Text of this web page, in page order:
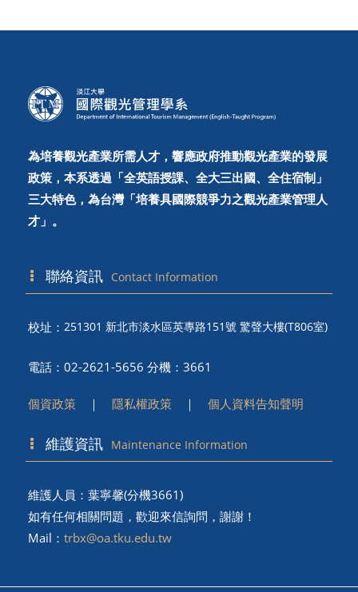
為培養觀光產業所需人才，響應政府推動觀光產業的發展
政策，本系透過「全英語授課、全大三出國、全住宿制」
三大特色，為台灣「培養具國際競爭力之觀光產業管理人
才」。
聯絡資訊 Contact Information
校址： 251301 新北市淡水區英專路151號 驚聲大樓(T806室)
電話：02-2621-5656 分機：3661
個資政策｜ 隱私權政策｜ 個人資料告知聲明
維護資訊 Maintenance Information
維護人員：葉寧馨(分機3661)
如有任何相關問題，歡迎來信詢問，謝謝！
Mail： trbx@oa.tku.edu.tw